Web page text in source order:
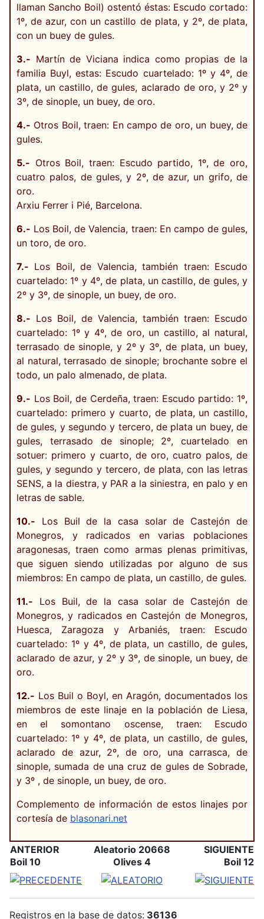
llaman Sancho Boil) ostentó éstas: Escudo cortado:
1º, de azur, con un castillo de plata, y 2º, de plata,
con un buey de gules.
3.- Martín de Viciana indica como propias de la
familia Buyl, estas: Escudo cuartelado: 1º y 4º, de
plata, un castillo, de gules, aclarado de oro, y 2º y
3º, de sinople, un buey, de oro.
4.- Otros Boil, traen: En campo de oro, un buey, de
gules.
5.- Otros Boil, traen: Escudo partido, 1º, de oro,
cuatro palos, de gules, y 2º, de azur, un grifo, de
oro.
Arxiu Ferrer i Pié, Barcelona.
6.- Los Boil, de Valencia, traen: En campo de gules,
un toro, de oro.
7.- Los Boil, de Valencia, también traen: Escudo
cuartelado: 1º y 4º, de plata, un castillo, de gules, y
2º y 3º, de sinople, un buey, de oro.
8.- Los Boil, de Valencia, también traen: Escudo
cuartelado: 1º y 4º, de oro, un castillo, al natural,
terrasado de sinople, y 2º y 3º, de plata, un buey,
al natural, terrasado de sinople; brochante sobre el
todo, un palo almenado, de plata.
9.- Los Boil, de Cerdeña, traen: Escudo partido: 1º,
cuartelado: primero y cuarto, de plata, un castillo,
de gules, y segundo y tercero, de plata un buey, de
gules, terrasado de sinople; 2º, cuartelado en
sotuer: primero y cuarto, de oro, cuatro palos, de
gules, y segundo y tercero, de plata, con las letras
SENS, a la diestra, y PAR a la siniestra, en palo y en
letras de sable.
10.- Los Buil de la casa solar de Castejón de
Monegros, y radicados en varias poblaciones
aragonesas, traen como armas plenas primitivas,
que siguen siendo utilizadas por alguno de sus
miembros: En campo de plata, un castillo, de gules.
11.- Los Buil, de la casa solar de Castejón de
Monegros, y radicados en Castejón de Monegros,
Huesca, Zaragoza y Arbaniés, traen: Escudo
cuartelado: 1º y 4º, de plata, un castillo, de gules,
aclarado de azur, y 2º y 3º, de sinople, un buey, de
oro.
12.- Los Buil o Boyl, en Aragón, documentados los
miembros de este linaje en la población de Liesa,
en el somontano oscense, traen: Escudo
cuartelado: 1º y 4º, de plata, un castillo, de gules,
aclarado de azur, 2º, de oro, una carrasca, de
sinople, sumada de una cruz de gules de Sobrade,
y 3º , de sinople, un buey, de oro.
Complemento de información de estos linajes por
cortesía de blasonari.net
ANTERIOR
Boil 10
Aleatorio 20668
Olives 4
SIGUIENTE
Boil 12
Registros en la base de datos: 36136